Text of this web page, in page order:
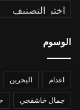
التصنيفات
الوسوم
اعدام البحرين
جمال خاشقجي